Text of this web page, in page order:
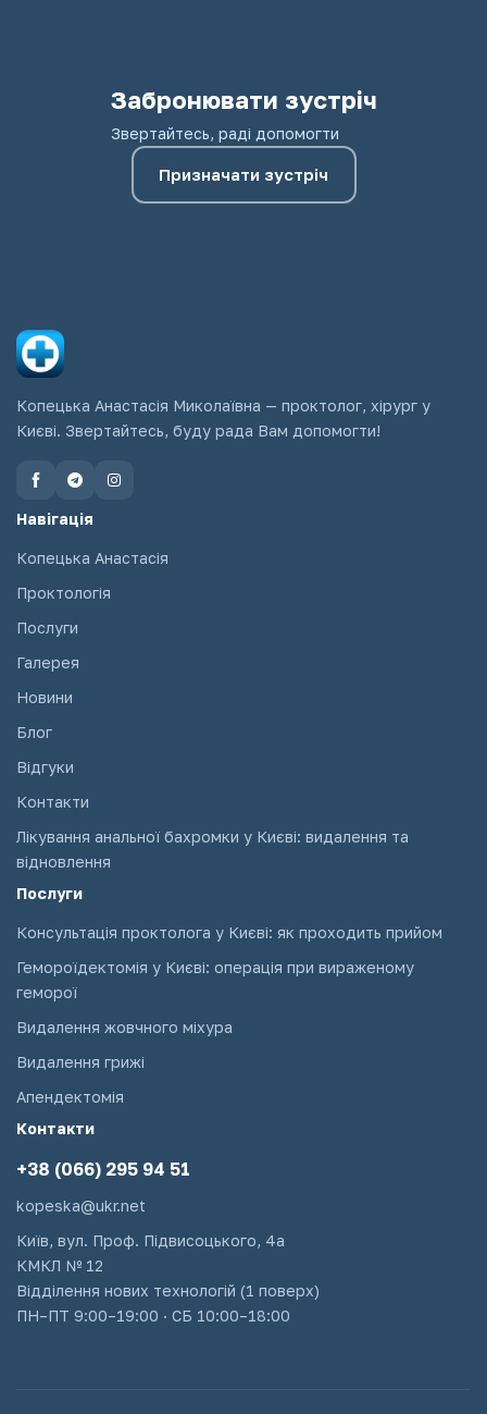
Забронювати зустріч
Звертайтесь, раді допомогти
Призначати зустріч
Копецька Анастасія Миколаївна — проктолог, хірург у
Києві. Звертайтесь, буду рада Вам допомогти!
Навігація
Копецька Анастасія
Проктологія
Послуги
Галерея
Новини
Блог
Відгуки
Контакти
Лікування анальної бахромки у Києві: видалення та
відновлення
Послуги
Консультація проктолога у Києві: як проходить прийом
Гемороїдектомія у Києві: операція при вираженому
геморої
Видалення жовчного міхура
Видалення грижі
Апендектомія
Контакти
+38 (066) 295 94 51
kopeska@ukr.net
Київ, вул. Проф. Підвисоцького, 4а
КМКЛ № 12
Відділення нових технологій (1 поверх)
ПН–ПТ 9:00–19:00 · СБ 10:00–18:00